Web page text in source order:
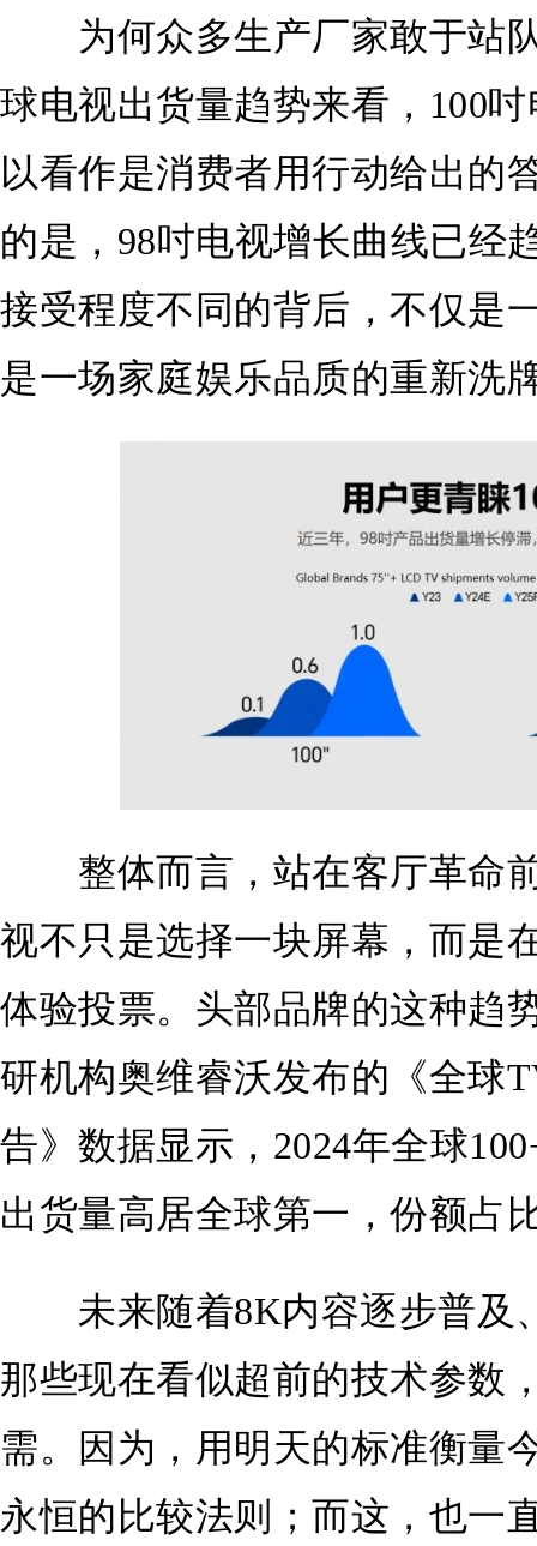
为何众多生产厂家敢于站队
球电视出货量趋势来看，100
以看作是消费者用行动给出的
的是，98吋电视增长曲线已经
接受程度不同的背后，不仅是
是一场家庭娱乐品质的重新洗
整体而言，站在客厅革命前
视不只是选择一块屏幕，而是
体验投票。头部品牌的这种趋
研机构奥维睿沃发布的《全球
告》数据显示，2024年全球
出货量高居全球第一，份额占
未来随着8K内容逐步普及
那些现在看似超前的技术参数
需。因为，用明天的标准衡量
永恒的比较法则；而这，也一